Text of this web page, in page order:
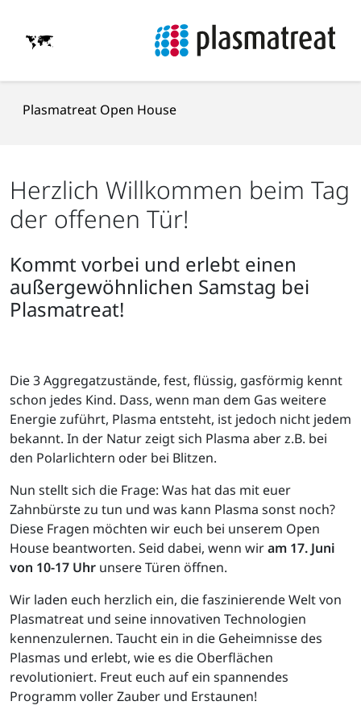
Plasmatreat Open House
Herzlich Willkommen beim Tag
der offenen Tür!
Kommt vorbei und erlebt einen
außergewöhnlichen Samstag bei
Plasmatreat!
Die 3 Aggregatzustände, fest, flüssig, gasförmig kennt
schon jedes Kind. Dass, wenn man dem Gas weitere
Energie zuführt, Plasma entsteht, ist jedoch nicht jedem
bekannt. In der Natur zeigt sich Plasma aber z.B. bei
den Polarlichtern oder bei Blitzen.
Nun stellt sich die Frage: Was hat das mit euer
Zahnbürste zu tun und was kann Plasma sonst noch?
Diese Fragen möchten wir euch bei unserem Open
House beantworten. Seid dabei, wenn wiram 17. Juni
von 10-17 Uhr unsere Türen öffnen.
Wir laden euch herzlich ein, die faszinierende Welt von
Plasmatreat und seine innovativen Technologien
kennenzulernen. Taucht ein in die Geheimnisse des
Plasmas und erlebt, wie es die Oberflächen
revolutioniert. Freut euch auf ein spannendes
Programm voller Zauber und Erstaunen!